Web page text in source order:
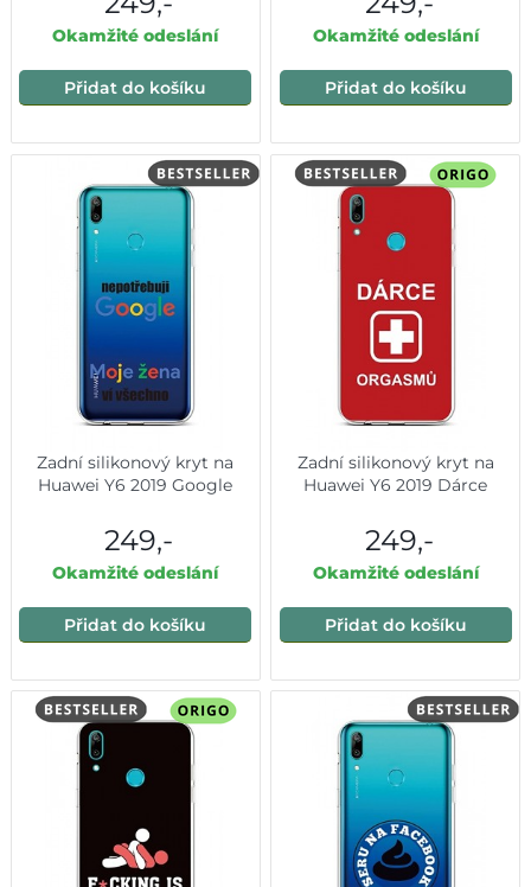
Okamžité odeslání
Přidat do košíku
Okamžité odeslání
Přidat do košíku
Zadní silikonový kryt na
Huawei Y6 2019 Google
249,-
Okamžité odeslání
Přidat do košíku
Zadní silikonový kryt na
Huawei Y6 2019 Dárce
249,-
Okamžité odeslání
Přidat do košíku